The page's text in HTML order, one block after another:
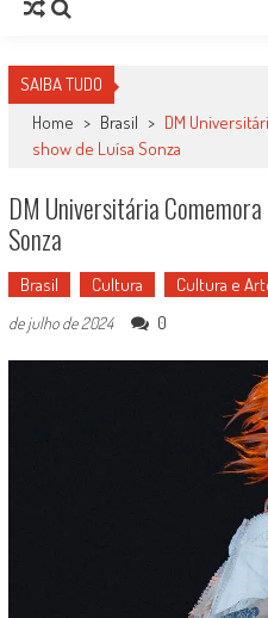
SAIBA TUDO
Home > Brasil > DM
show de Luísa Sonza
DM Universitária
Sonza
Brasil Cultura Cultura e
de julho de 2024
0